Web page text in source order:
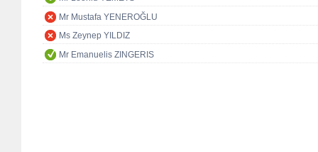
Mr Mustafa YENEROĞLU
Ms Zeynep YILDIZ
Mr Emanuelis ZINGERIS